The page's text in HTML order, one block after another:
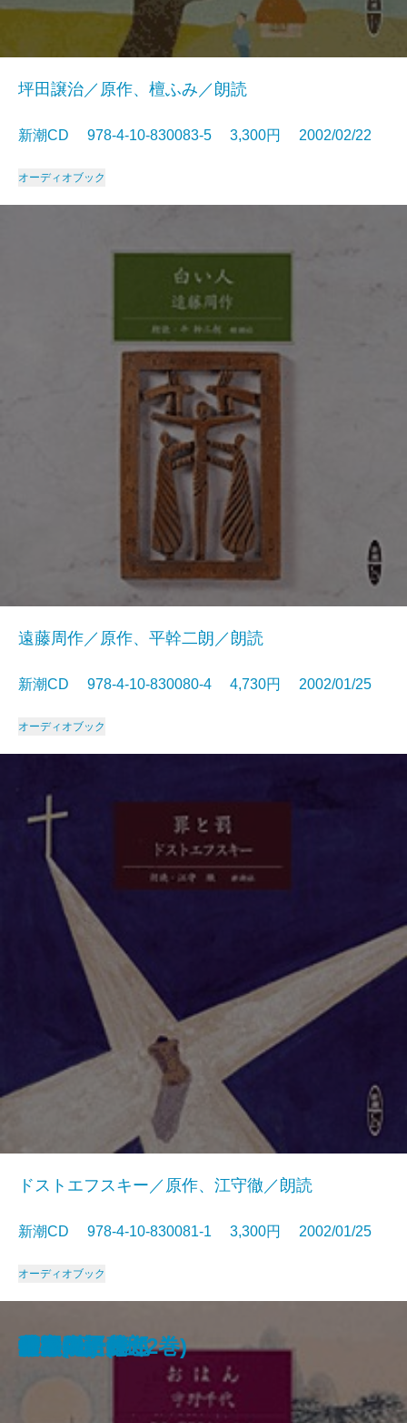
パニック
檸檬
武蔵野
小僧の神様
闘牛
伊豆の踊子
強力伝／八甲田山
日本むかしばなし集
坪田譲治／原作、檀ふみ／朗読
新潮CD 978-4-10-830083-5 3,300円 2002/02/22
オーディオブック
白い人
遠藤周作／原作、平幹二朗／朗読
新潮CD 978-4-10-830080-4 4,730円 2002/01/25
オーディオブック
罪と罰
ドストエフスキー／原作、江守徹／朗読
新潮CD 978-4-10-830081-1 3,300円 2002/01/25
オーディオブック
おはん
最後の一葉
御家人斬九郎
山椒魚
雪国(上)
雪国(下)
愛犬／足袋
愛と死
藪の中／好色
平家物語(全12巻)